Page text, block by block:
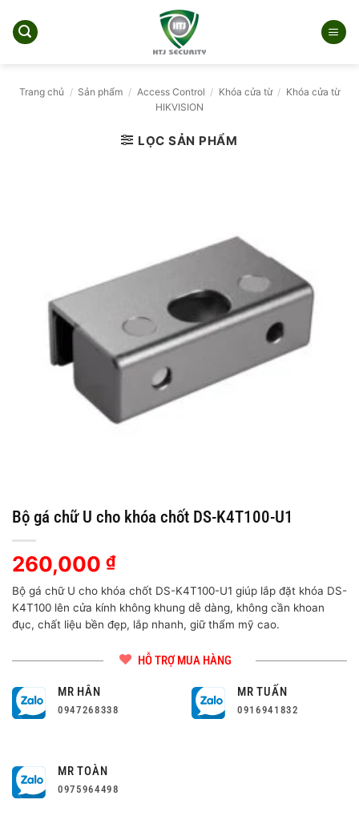
qua
Trang chủ / Sản phẩm / Access Control / Khóa cửa từ / Khóa cửa từ
HIKVISION
LỌC SẢN PHẨM
Bộ gá chữ U cho khóa chốt DS-K4T100-U1
260,000 ₫
Bộ gá chữ U cho khóa chốt DS-K4T100-U1 giúp lắp đặt khóa DS-
K4T100 lên cửa kính không khung dễ dàng, không cần khoan
đục, chất liệu bền đẹp, lắp nhanh, giữ thẩm mỹ cao.
HỖ TRỢ MUA HÀNG
MR HÂN
0947268338
MR TUẤN
0916941832
MR TOÀN
0975964498